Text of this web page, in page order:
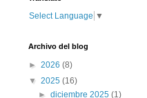
Select Language ▼
Archivo del blog
► 2026 (8)
▼ 2025 (16)
►diciembre 2025(1)